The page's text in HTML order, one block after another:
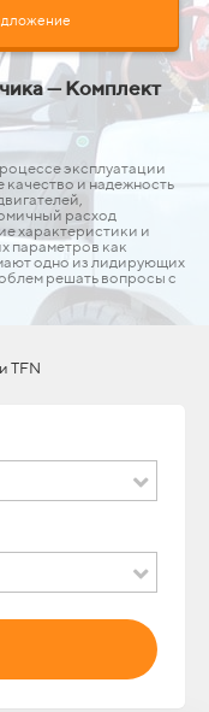
— Комплект
эксплуатации
и надежность
расход
характеристики и
параметров как
одно из лидирующих
решать вопросы с
TFN